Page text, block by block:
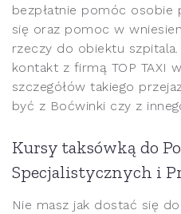
bezpłatnie pomóc osobie
się oraz pomoc w
rzeczy do obiektu
kontakt z firmą TOP TAXI
szczegółów takiego
być z Boćwinki czy z
Kursy taksówką do
Specjalistycznych i
Nie masz jak dostać się